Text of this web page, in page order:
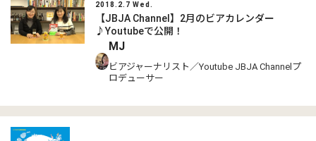
2018.2.7 Wed.
【JBJA Channel】2月のビアカレンダー
♪Youtubeで公開！
MJ
ビアジャーナリスト／Youtube JBJA Channelプ
ロデューサー